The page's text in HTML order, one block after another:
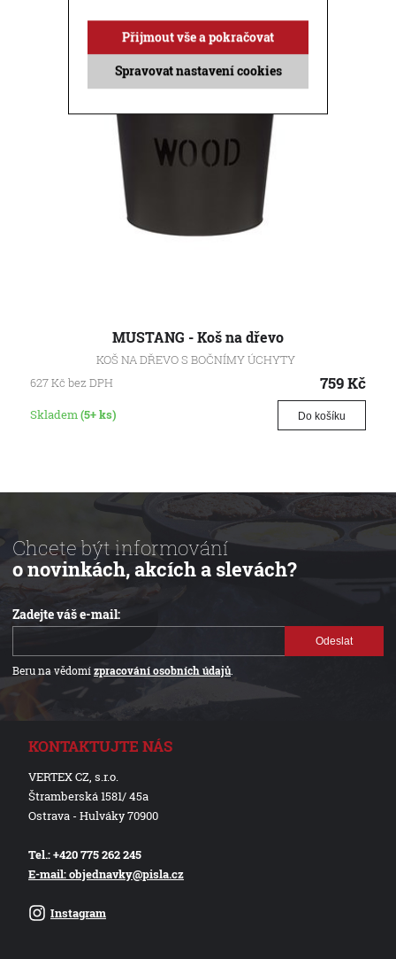
MUSTANG - Koš na dřevo
KOŠ NA DŘEVO S BOČNÍMY ÚCHYTY
627Kč bez DPH 759Kč
Skladem(5+ ks) Do košíku
Chcete být informování
o novinkách, akcích a slevách?
Zadejte váš e-mail:
Odeslat
Beru na vědomízpracování osobních údajů.
KONTAKTUJTE NÁS
VERTEX CZ, s.r.o.
Štramberská 1581/ 45a
Ostrava - Hulváky 70900
Tel.: +420 775 262 245
E-mail: objednavky@pisla.cz
Instagram
Spravovat nastavení cookies
Přijmout vše a pokračovat